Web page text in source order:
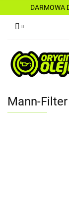
DARMOWA
Mann-